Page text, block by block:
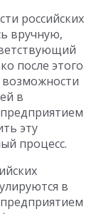
российских
вручную,
после этого
возможности
в
эту
процесс.
в